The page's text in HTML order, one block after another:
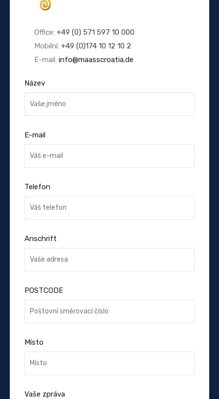
Office: +49 (0) 571 597 10 000
Mobilní: +49 (0)174 10 12 10 2
E-mail: info@maasscroatia.de
Název
E-mail
Telefon
Anschrift
POSTCODE
Místo
Vaše zpráva